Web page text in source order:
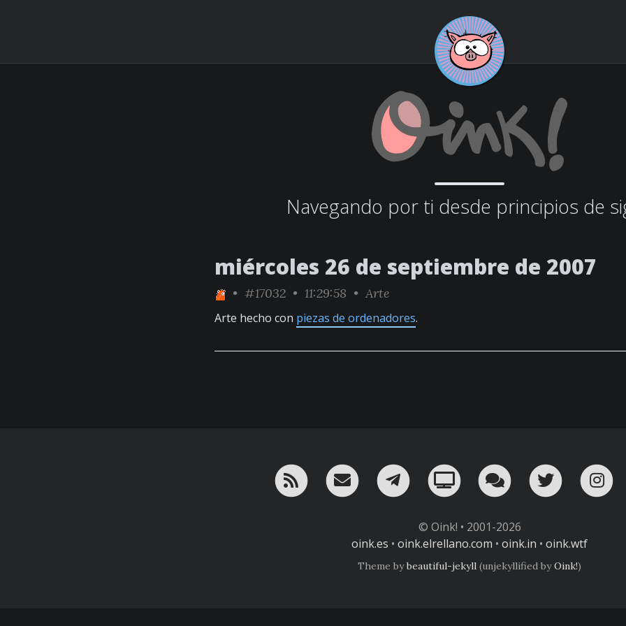
Navegando por ti desde principios de
miércoles 26 de septiembre de 2007
• #17032 • 11:29:58 • Arte
Arte hecho con piezas de ordenadores.
RSS ¡Mándame un email!
¡Nuestro canal en Telegram!
Oink! TV Charla conTwitter
© Oink! • 2001-2026
oink.es • oink.elrellano.com • oink.in • oink.wtf
Theme bybeautiful-jekyll (unjekyllified byOink!)